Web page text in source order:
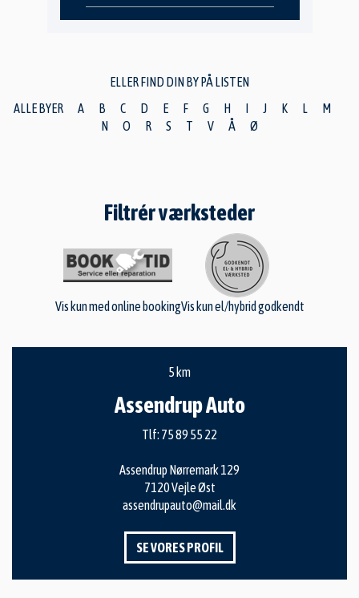
ELLER FIND DIN BY PÅ LISTEN
ALLE BYER
A B C D E F G H I J K L
M
N
O R S T V Å Ø
Filtrér værksteder
Vis kun med online bookingVis kun el/hybrid godkendt
5 km
Assendrup Auto
Tlf: 75 89 55 22
Assendrup Nørremark 129
7120 Vejle Øst
assendrupauto@mail.dk
SE VORES PROFIL